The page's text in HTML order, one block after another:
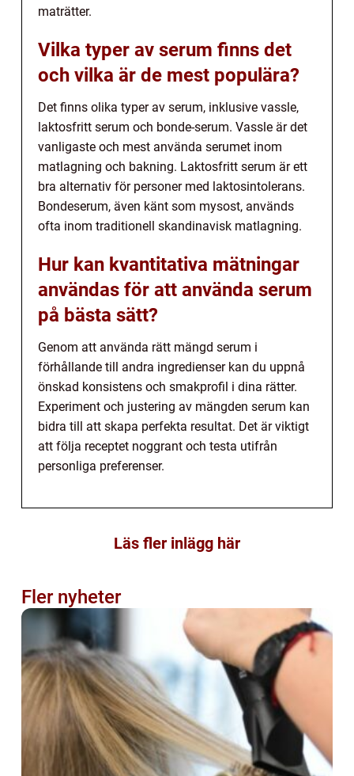
maträtter.
Vilka typer av serum finns det
och vilka är de mest populära?
Det finns olika typer av serum, inklusive vassle,
laktosfritt serum och bonde-serum. Vassle är det
vanligaste och mest använda serumet inom
matlagning och bakning. Laktosfritt serum är ett
bra alternativ för personer med laktosintolerans.
Bondeserum, även känt som mysost, används
ofta inom traditionell skandinavisk matlagning.
Hur kan kvantitativa mätningar
användas för att använda serum
på bästa sätt?
Genom att använda rätt mängd serum i
förhållande till andra ingredienser kan du uppnå
önskad konsistens och smakprofil i dina rätter.
Experiment och justering av mängden serum kan
bidra till att skapa perfekta resultat. Det är viktigt
att följa receptet noggrant och testa utifrån
personliga preferenser.
Läs fler inlägg här
Fler nyheter